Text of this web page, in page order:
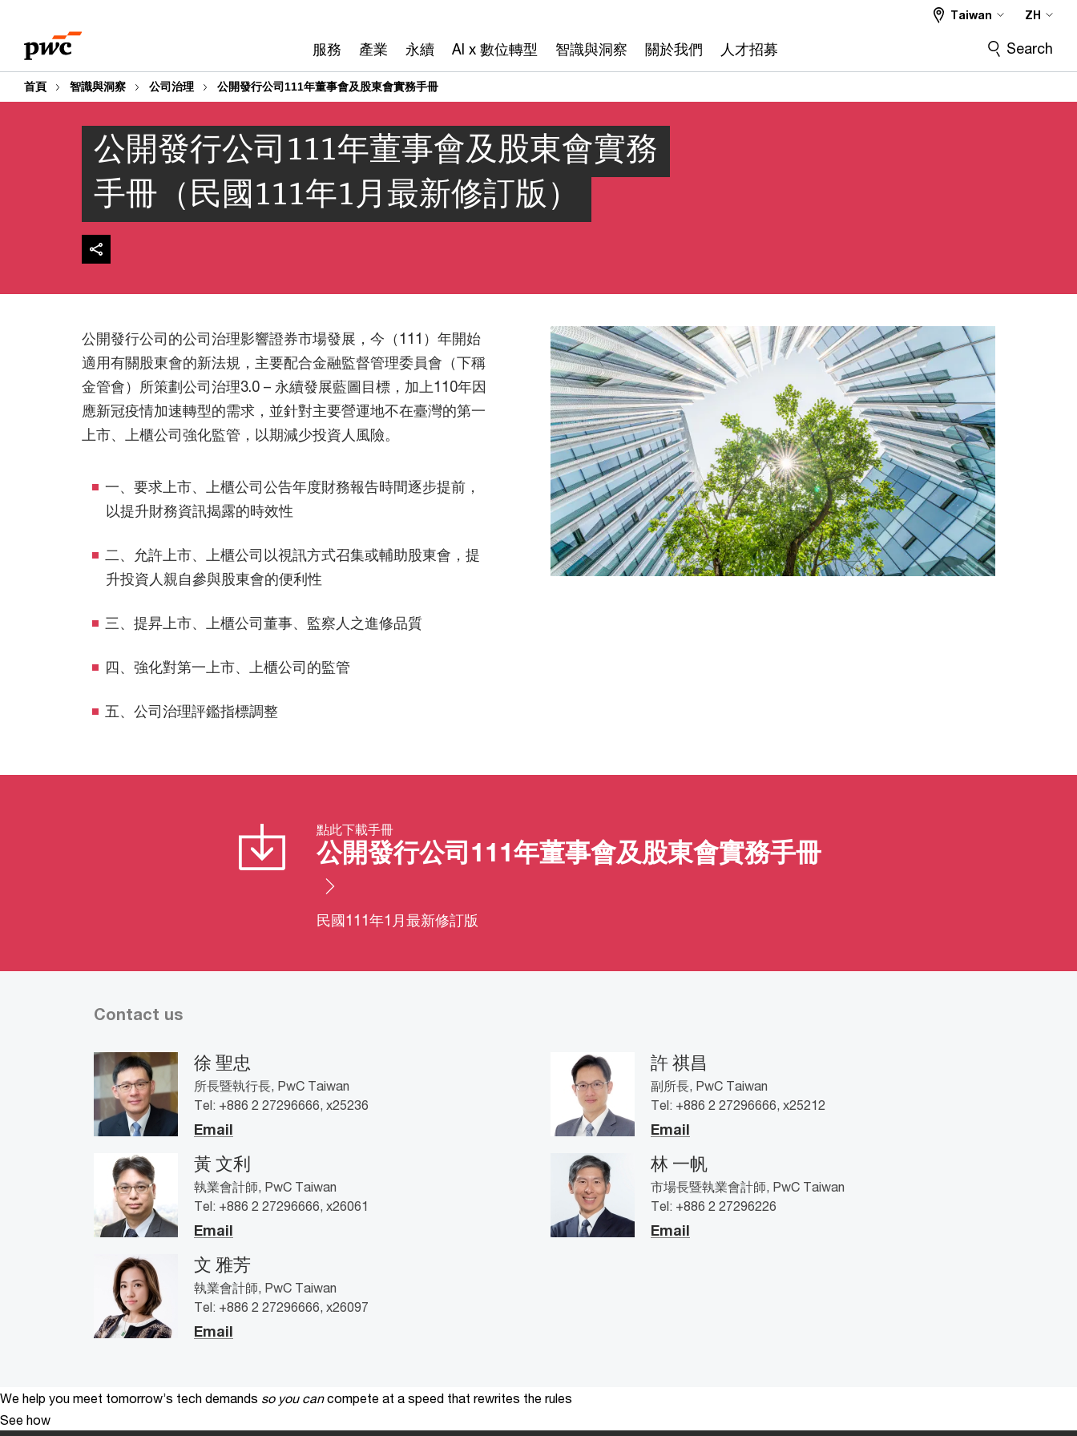
content
footer
服務 產業 永續 AI x 數位轉型 智識與洞察 關於我們 人才招募
Taiwan ZH
Search
首頁 智識與洞察 公司治理 公開發行公司111年董事會及股東會實務手冊
公開發行公司111年董事會及股東會實務
手冊（民國111年1月最新修訂版）
公開發行公司的公司治理影響證券市場發展，今（111）年開始
適用有關股東會的新法規，主要配合金融監督管理委員會（下稱
金管會）所策劃公司治理3.0 – 永續發展藍圖目標，加上110年因
應新冠疫情加速轉型的需求，並針對主要營運地不在臺灣的第一
上市、上櫃公司強化監管，以期減少投資人風險。
一、要求上市、上櫃公司公告年度財務報告時間逐步提前，
以提升財務資訊揭露的時效性
二、允許上市、上櫃公司以視訊方式召集或輔助股東會，提
升投資人親自參與股東會的便利性
三、提昇上市、上櫃公司董事、監察人之進修品質
四、強化對第一上市、上櫃公司的監管
五、公司治理評鑑指標調整
點此下載手冊
公開發行公司111年董事會及股東會實務手冊
民國111年1月最新修訂版
Contact us
徐 聖忠
所長暨執行長, PwC Taiwan
Tel: +886 2 27296666, x25236
Email
許 祺昌
副所長, PwC Taiwan
Tel: +886 2 27296666, x25212
Email
黃 文利
執業會計師, PwC Taiwan
Tel: +886 2 27296666, x26061
Email
林 一帆
市場長暨執業會計師, PwC Taiwan
Tel: +886 2 27296226
Email
文 雅芳
執業會計師, PwC Taiwan
Tel: +886 2 27296666, x26097
Email
We help you meet tomorrow’s tech demands so you can compete at a speed that rewrites the rules
See how